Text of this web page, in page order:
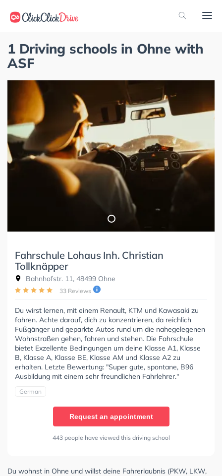
1 Driving schools in Ohne with
ASF
Fahrschule Lohaus Inh. Christian
Tollknäpper
Bahnhofstr. 11, 48499 Ohne
33 Reviews
Du wirst lernen, mit einem Renault, KTM und Kawasaki zu
fahren. Achte darauf, dich zu konzentrieren, da reichlich
Fußgänger und geparkte Autos rund um die nahegelegenen
Wohnstraßen gehen, fahren und stehen. Die Fahrschule
bietet Exzellente Bedingungen um deine Klasse A1, Klasse
B, Klasse A, Klasse BE, Klasse AM und Klasse A2 zu
erhalten. Letzte Bewertung: "Super gute, spontane, B96
Ausbildung mit einem sehr freundlichen Fahrlehrer."
German
Request an appointment
443 people have viewed this driving school
Du wohnst in Ohne und willst deine Fahrerlaubnis (PKW, LKW,